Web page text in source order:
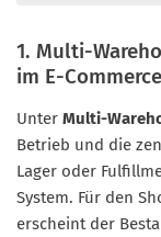
1. Multi-
im E-Commerce
Unter Multi-
Betrieb und die
Lager oder
System. Für den
erscheint der